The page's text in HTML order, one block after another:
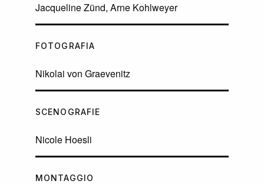
Jacqueline Zünd, Arne Kohlweyer
FOTOGRAFIA
Nikolai von Graevenitz
SCENOGRAFIE
Nicole Hoesli
MONTAGGIO